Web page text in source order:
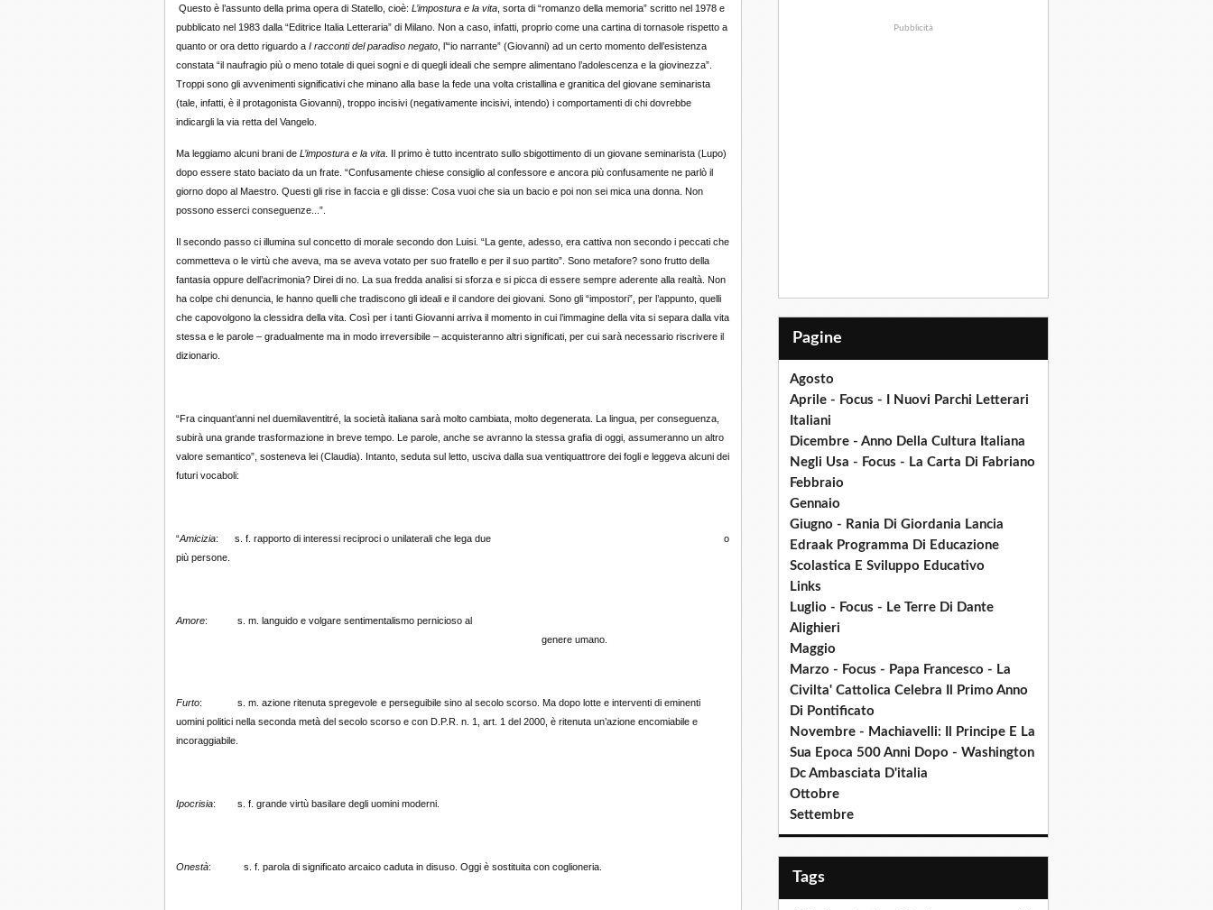
Questo è l’assunto della prima opera di Statello, cioè: L’impostura e la vita , sorta di “romanzo della memoria” scritto nel 1978 e
pubblicato nel 1983 dalla “Editrice Italia Letteraria” di Milano. Non a caso, infatti, proprio come una cartina di tornasole rispetto a
quanto or ora detto riguardo a I racconti del paradiso negato , l’“io narrante” (Giovanni) ad un certo momento dell’esistenza
constata “il naufragio più o meno totale di quei sogni e di quegli ideali che sempre alimentano l’adolescenza e la giovinezza”.
Troppi sono gli avvenimenti significativi che minano alla base la fede una volta cristallina e granitica del giovane seminarista
(tale, infatti, è il protagonista Giovanni), troppo incisivi (negativamente incisivi, intendo) i comportamenti di chi dovrebbe
indicargli la via retta del Vangelo.
Ma leggiamo alcuni brani de L’impostura e la vita . Il primo è tutto incentrato sullo sbigottimento di un giovane seminarista (Lupo)
dopo essere stato baciato da un frate. “Confusamente chiese consiglio al confessore e ancora più confusamente ne parlò il
giorno dopo al Maestro. Questi gli rise in faccia e gli disse: Cosa vuoi che sia un bacio e poi non sei mica una donna. Non
possono esserci conseguenze...”.
Il secondo passo ci illumina sul concetto di morale secondo don Luisi. “La gente, adesso, era cattiva non secondo i peccati che
commetteva o le virtù che aveva, ma se aveva votato per suo fratello e per il suo partito”. Sono metafore? sono frutto della
fantasia oppure dell’acrimonia? Direi di no. La sua fredda analisi si sforza e si picca di essere sempre aderente alla realtà. Non
ha colpe chi denuncia, le hanno quelli che tradiscono gli ideali e il candore dei giovani. Sono gli “impostori”, per l’appunto, quelli
che capovolgono la clessidra della vita. Così per i tanti Giovanni arriva il momento in cui l’immagine della vita si separa dalla vita
stessa e le parole – gradualmente ma in modo irreversibile – acquisteranno altri significati, per cui sarà necessario riscrivere il
dizionario.
“Fra cinquant’anni nel duemilaventitré, la società italiana sarà molto cambiata, molto degenerata. La lingua, per conseguenza,
subirà una grande trasformazione in breve tempo. Le parole, anche se avranno la stessa grafia di oggi, assumeranno un altro
valore semantico”, sosteneva lei (Claudia). Intanto, seduta sul letto, usciva dalla sua ventiquattrore dei fogli e leggeva alcuni dei
futuri vocaboli:
“Amicizia: s. f. rapporto di interessi reciproci o unilaterali che lega due o
più persone.
Amore: s. m. languido e volgare sentimentalismo pernicioso al
genere umano.
Furto: s. m. azione ritenuta spregevole e perseguibile sino al secolo scorso. Ma dopo lotte e interventi di eminenti
uomini politici nella seconda metà del secolo scorso e con D.P.R. n. 1, art. 1 del 2000, è ritenuta un’azione encomiabile e
incoraggiabile.
Ipocrisia: s. f. grande virtù basilare degli uomini moderni.
Onestà: s. f. parola di significato arcaico caduta in disuso. Oggi è sostituita con coglioneria.
Pubblicità
Pagine
Agosto
Aprile - Focus - I Nuovi Parchi Letterari
Italiani
Dicembre - Anno Della Cultura Italiana
Negli Usa - Focus - La Carta Di Fabriano
Febbraio
Gennaio
Giugno - Rania Di Giordania Lancia
Edraak Programma Di Educazione
Scolastica E Sviluppo Educativo
Links
Luglio - Focus - Le Terre Di Dante
Alighieri
Maggio
Marzo - Focus - Papa Francesco - La
Civilta' Cattolica Celebra Il Primo Anno
Di Pontificato
Novembre - Machiavelli: Il Principe E La
Sua Epoca 500 Anni Dopo - Washington
Dc Ambasciata D'italia
Ottobre
Settembre
Tags